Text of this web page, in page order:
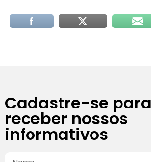
Cadastre-se para
receber nossos
informativos